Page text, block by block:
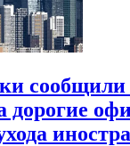
сообщили
дорогие